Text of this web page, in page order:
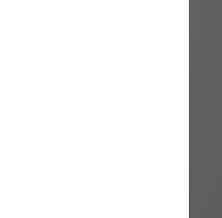
für das neue
ein